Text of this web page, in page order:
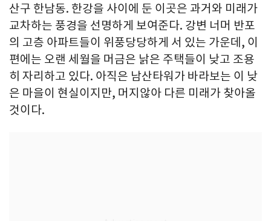
산구 한남동. 한강을 사이에 둔 이곳은 과거와 미래가
교차하는 풍경을 선명하게 보여준다. 강변 너머 반포
의 고층 아파트들이 위풍당당하게 서 있는 가운데, 이
편에는 오랜 세월을 머금은 낡은 주택들이 낮고 조용
히 자리하고 있다. 아직은 남산타워가 바라보는 이 낮
은 마을이 현실이지만, 머지않아 다른 미래가 찾아올
것이다.